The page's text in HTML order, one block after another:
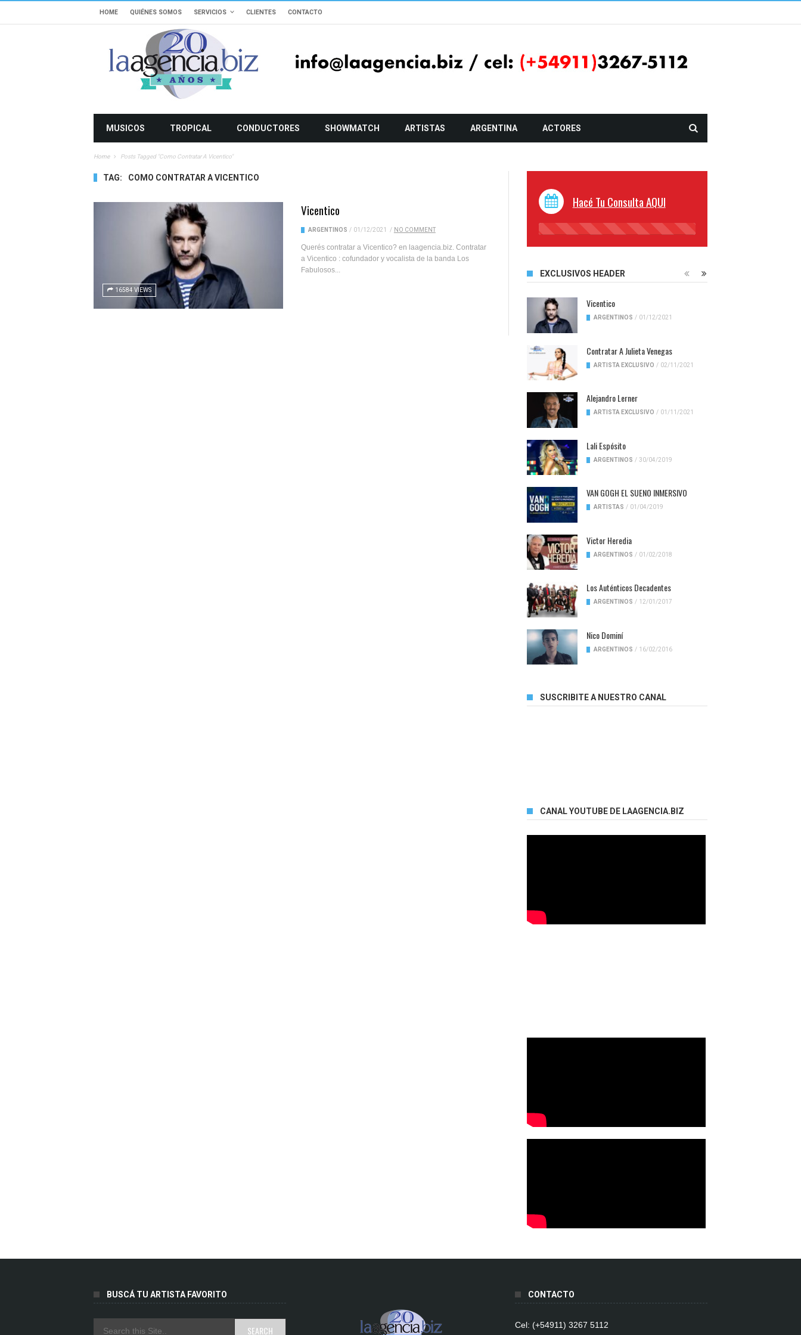
HOME QUIÉNES SOMOS SERVICIOS CLIENTES CONTACTO
MUSICOS TROPICAL CONDUCTORES SHOWMATCH ARTISTAS ARGENTINA ACTORES
Home Posts Tagged "como Contratar A Vicentico"
TAG: COMO CONTRATAR A VICENTICO
16584 VIEWS
Vicentico
ARGENTINOS / 01/12/2021 / NO COMMENT
Querés contratar a Vicentico? en laagencia.biz. Contratar
a Vicentico : cofundador y vocalista de la banda Los
Fabulosos...
Hacé Tu Consulta AQUI
45%
EXCLUSIVOS HEADER
Vicentico
ARGENTINOS / 01/12/2021
Contratar A Julieta Venegas
ARTISTA EXCLUSIVO / 02/11/2021
Alejandro Lerner
ARTISTA EXCLUSIVO / 01/11/2021
Lali Espósito
ARGENTINOS / 30/04/2019
VAN GOGH EL SUENO INMERSIVO
ARTISTAS / 01/04/2019
Victor Heredia
ARGENTINOS / 01/02/2018
Los Auténticos Decadentes
ARGENTINOS / 12/01/2017
Nico Dominí
ARGENTINOS / 16/02/2016
SUSCRIBITE A NUESTRO CANAL
CANAL YOUTUBE DE LAAGENCIA.BIZ
BUSCÁ TU ARTISTA FAVORITO CONTACTO
Cel: (+54911) 3267 5112